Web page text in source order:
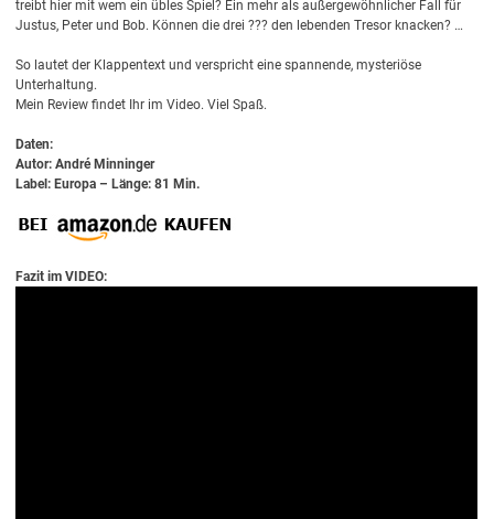
treibt hier mit wem ein übles Spiel? Ein mehr als außergewöhnlicher Fall für
Justus, Peter und Bob. Können die drei ??? den lebenden Tresor knacken? …
So lautet der Klappentext und verspricht eine spannende, mysteriöse
Unterhaltung.
Mein Review findet Ihr im Video. Viel Spaß.
Daten:
Autor: André Minninger
Label: Europa – Länge: 81 Min.
Fazit im VIDEO: